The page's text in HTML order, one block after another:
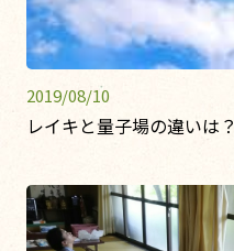
2019/08/10
レイキと量子場の違いは？